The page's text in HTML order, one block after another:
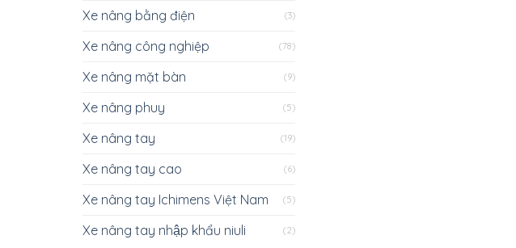
Xe nâng bằng điện (3)
Xe nâng công nghiệp (78)
Xe nâng mặt bàn (9)
Xe nâng phuy (5)
Xe nâng tay (19)
Xe nâng tay cao (6)
Xe nâng tay Ichimens Việt Nam (5)
Xe nâng tay nhập khẩu niuli (2)